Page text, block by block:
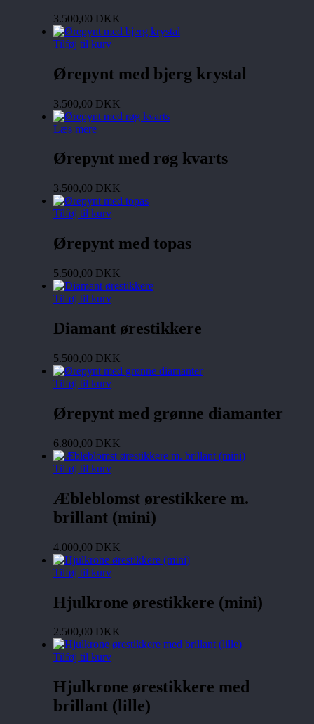
3.500,00 DKK
Tilføj til kurv
Ørepynt med bjerg krystal
3.500,00 DKK
Læs mere
Ørepynt med røg kvarts
3.500,00 DKK
Tilføj til kurv
Ørepynt med topas
5.500,00 DKK
Tilføj til kurv
Diamant ørestikkere
5.500,00 DKK
Tilføj til kurv
Ørepynt med grønne diamanter
6.800,00 DKK
Tilføj til kurv
Æbleblomst ørestikkere m.
brillant (mini)
4.000,00 DKK
Tilføj til kurv
Hjulkrone ørestikkere (mini)
2.500,00 DKK
Tilføj til kurv
Hjulkrone ørestikkere med
brillant (lille)